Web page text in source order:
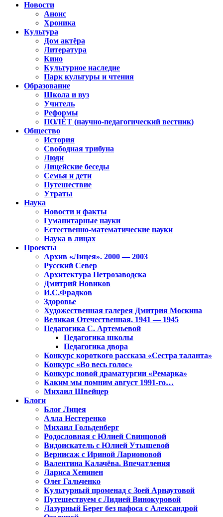
Новости
Анонс
Хроника
Культура
Дом актёра
Литература
Кино
Культурное наследие
Парк культуры и чтения
Образование
Школа и вуз
Учитель
Реформы
ПОЛЁТ (научно-педагогический вестник)
Общество
История
Свободная трибуна
Люди
Лицейские беседы
Семья и дети
Путешествие
Утраты
Наука
Новости и факты
Гуманитарные науки
Естественно-математические науки
Наука в лицах
Проекты
Архив «Лицея». 2000 — 2003
Русский Север
Архитектура Петрозаводска
Дмитрий Новиков
И.С.Фрадков
Здоровье
Художественная галерея Дмитрия Москина
Великая Отечественная. 1941 — 1945
Педагогика С. Артемьевой
Педагогика школы
Педагогика двора
Конкурс короткого рассказа «Сестра таланта»
Конкурс «Во весь голос»
Конкурс новой драматургии «Ремарка»
Каким мы помним август 1991-го…
Михаил Швейцер
Блоги
Блог Лицея
Алла Нестеренко
Михаил Гольденберг
Родословная с Юлией Свинцовой
Видоискатель с Юлией Утышевой
Вернисаж с Ириной Ларионовой
Валентина Калачёва. Впечатления
Лариса Хенинен
Олег Гальченко
Культурный променад с Зоей Арнаутовой
Путешествуем с Лидией Винокуровой
Лазурный Берег без пафоса с Александрой